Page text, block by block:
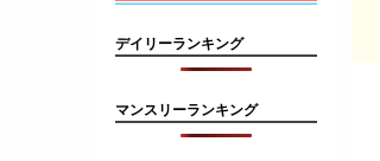
デイリーランキング
マンスリーランキング